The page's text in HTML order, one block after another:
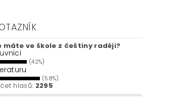
máte ve škole z češtiny raději?
(42%)
(58%)
hlasů: 2295